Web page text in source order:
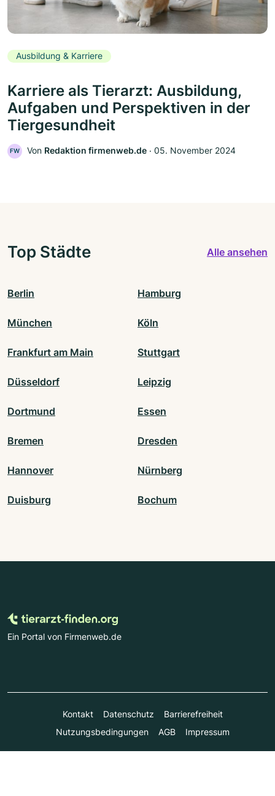
Ausbildung & Karriere
Karriere als Tierarzt: Ausbildung,
Aufgaben und Perspektiven in der
Tiergesundheit
FW Von Redaktion firmenweb.de ‧ 05. November 2024
Top Städte Alle ansehen
Berlin Hamburg
München Köln
Frankfurt am Main Stuttgart
Düsseldorf Leipzig
Dortmund Essen
Bremen Dresden
Hannover Nürnberg
Duisburg Bochum
Ein Portal von Firmenweb.de
Kontakt Datenschutz
Barrierefreiheit
Nutzungsbedingungen
AGB Impressum